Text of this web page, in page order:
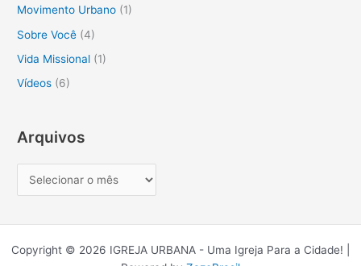
p
o
r
:
Movimento Urbano (1)
Sobre Você (4)
Vida Missional (1)
Vídeos (6)
Arquivos
Copyright © 2026 IGREJA URBANA - Uma Igreja Para a Cidade! |